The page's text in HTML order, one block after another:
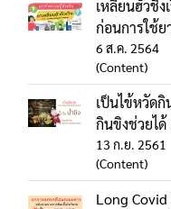
เหลียนฮัวชิ
ก่อนการใช้ย
6 ส.ค. 2564
(Content)
เป็นไข้หวัด
กินขิงช่วยได้
13 ก.ย. 2561
(Content)
Long